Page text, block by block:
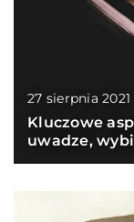
27 sierpnia 2021
Kluczowe
uwadze,